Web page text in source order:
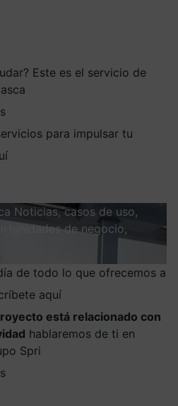
Este es el servicio de
para impulsar tu
Noticias, casos de uso,
de negocio,
de todo lo que ofrecemos a
aquí
está relacionado con
hablaremos de ti en
Spri